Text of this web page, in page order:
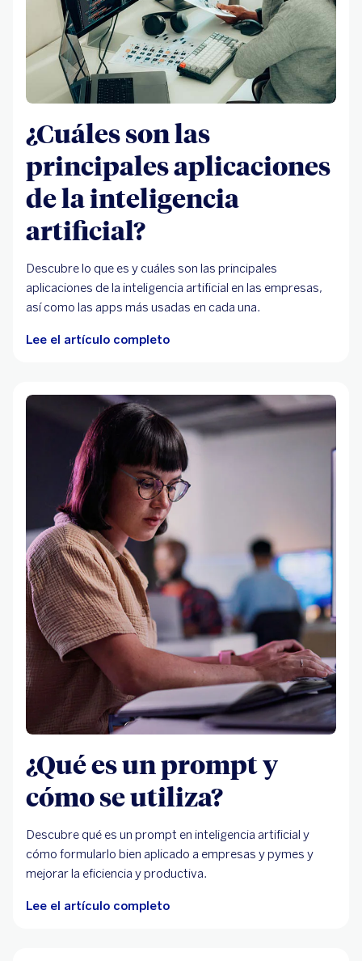
¿Cuáles son las
principales aplicaciones
de la inteligencia
artificial?
Descubre lo que es y cuáles son las principales
aplicaciones de la inteligencia artificial en las empresas,
así como las apps más usadas en cada una.
Lee el artículo completo
¿Qué es un prompt y
cómo se utiliza?
Descubre qué es un prompt en inteligencia artificial y
cómo formularlo bien aplicado a empresas y pymes y
mejorar la eficiencia y productiva.
Lee el artículo completo